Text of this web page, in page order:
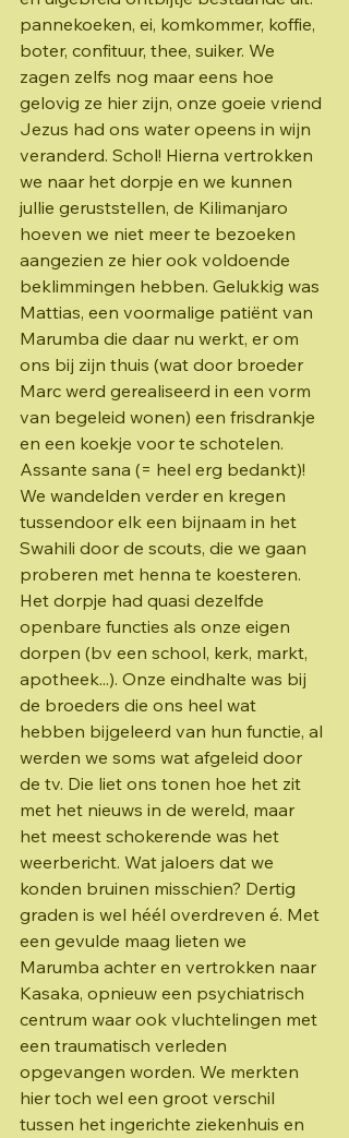
pannekoeken, ei, komkommer, koffie,
boter, confituur, thee, suiker. We
zagen zelfs nog maar eens hoe
gelovig ze hier zijn, onze goeie vriend
Jezus had ons water opeens in wijn
veranderd. Schol! Hierna vertrokken
we naar het dorpje en we kunnen
jullie geruststellen, de Kilimanjaro
hoeven we niet meer te bezoeken
aangezien ze hier ook voldoende
beklimmingen hebben. Gelukkig was
Mattias, een voormalige patiënt van
Marumba die daar nu werkt, er om
ons bij zijn thuis (wat door broeder
Marc werd gerealiseerd in een vorm
van begeleid wonen) een frisdrankje
en een koekje voor te schotelen.
Assante sana (= heel erg bedankt)!
We wandelden verder en kregen
tussendoor elk een bijnaam in het
Swahili door de scouts, die we gaan
proberen met henna te koesteren.
Het dorpje had quasi dezelfde
openbare functies als onze eigen
dorpen (bv een school, kerk, markt,
apotheek...). Onze eindhalte was bij
de broeders die ons heel wat
hebben bijgeleerd van hun functie, al
werden we soms wat afgeleid door
de tv. Die liet ons tonen hoe het zit
met het nieuws in de wereld, maar
het meest schokerende was het
weerbericht. Wat jaloers dat we
konden bruinen misschien? Dertig
graden is wel héél overdreven é. Met
een gevulde maag lieten we
Marumba achter en vertrokken naar
Kasaka, opnieuw een psychiatrisch
centrum waar ook vluchtelingen met
een traumatisch verleden
opgevangen worden. We merkten
hier toch wel een groot verschil
tussen het ingerichte ziekenhuis en